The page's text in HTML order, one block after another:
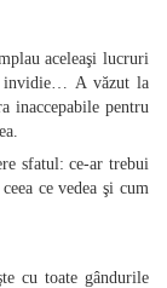
aceleaşi lucruri
invidie… A văzut la
inaccepabile pentru
sfatul: ce‑ar trebui
ce vedea şi cum
cu toate gândurile